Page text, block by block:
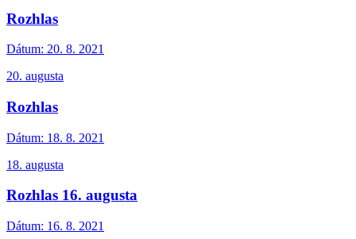
Rozhlas
Dátum: 20. 8. 2021
20. augusta
Rozhlas
Dátum: 18. 8. 2021
18. augusta
Rozhlas 16. augusta
Dátum: 16. 8. 2021